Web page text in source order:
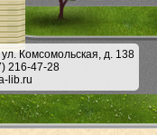
Комсомольская, д. 138
216-47-28
lib.ru